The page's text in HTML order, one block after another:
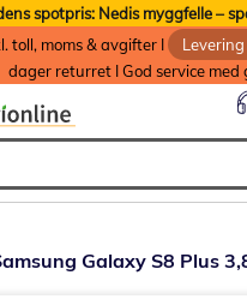
spotpris: Nedis myggfelle –
toll, moms & avgifter I
dager returret I God service med
Galaxy S8 Plus